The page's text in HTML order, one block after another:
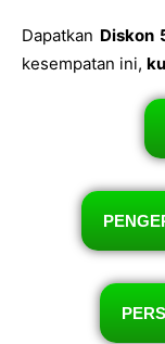
Dapatkan Diskon
kesempatan ini,